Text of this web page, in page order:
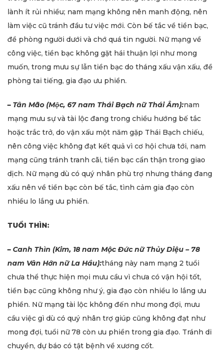
lành ít rủi nhiều; nam mạng không nên manh động, nên
làm việc cũ tránh đầu tư việc mới. Còn bế tắc về tiền bạc,
đề phòng người dưới và chớ quá tin người. Nữ mạng về
công việc, tiền bạc không gặt hái thuận lợi như mong
muốn, trong mưu sự lẫn tiền bạc do tháng xấu vận xấu, đề
phòng tai tiếng, gia đạo ưu phiền.
– Tân Mão (Mộc, 67 nam Thái Bạch nữ Thái Âm):nam
mạng mưu sự và tài lộc đang trong chiều hướng bế tắc
hoặc trắc trở, do vận xấu một năm gặp Thái Bạch chiếu,
nên công việc không đạt kết quả vì cơ hội chưa tới, nam
mạng cũng tránh tranh cãi, tiền bạc cẩn thận trong giao
dịch. Nữ mạng dù có quý nhân phù trợ nhưng tháng đang
xấu nên về tiền bạc còn bế tắc, tình cảm gia đạo còn
nhiều lo lắng ưu phiền.
TUỔI THÌN:
– Canh Thìn (Kim, 18 nam Mộc Đức nữ Thủy Diệu – 78
nam Vân Hớn nữ La Hầu):tháng này nam mạng 2 tuổi
chưa thể thực hiện mọi mưu cầu vì chưa có vận hội tốt,
tiền bạc cũng không như ý, gia đạo còn nhiều lo lắng ưu
phiền. Nữ mạng tài lộc không đến như mong đợi, mưu
cầu việc gì dù có quý nhân trợ giúp cũng không đạt như
mong đợi, tuổi nữ 78 còn ưu phiền trong gia đạo. Tránh di
chuyển, dự báo có tật bệnh về xương cốt.